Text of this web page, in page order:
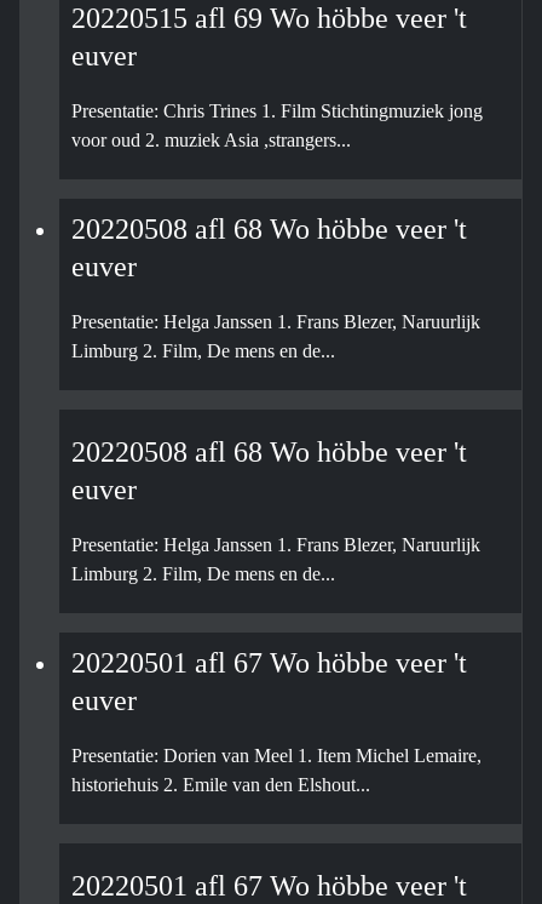
20220515 afl 69 Wo höbbe veer 't
euver
Presentatie: Chris Trines 1. Film Stichtingmuziek jong
voor oud 2. muziek Asia ,strangers...
20220508 afl 68 Wo höbbe veer 't
euver
Presentatie: Helga Janssen 1. Frans Blezer, Naruurlijk
Limburg 2. Film, De mens en de...
20220508 afl 68 Wo höbbe veer 't
euver
Presentatie: Helga Janssen 1. Frans Blezer, Naruurlijk
Limburg 2. Film, De mens en de...
20220501 afl 67 Wo höbbe veer 't
euver
Presentatie: Dorien van Meel 1. Item Michel Lemaire,
historiehuis 2. Emile van den Elshout...
20220501 afl 67 Wo höbbe veer 't